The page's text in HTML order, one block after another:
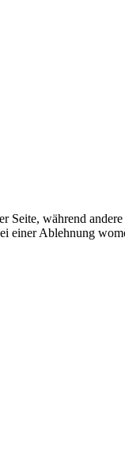
während
einer Ablehnung